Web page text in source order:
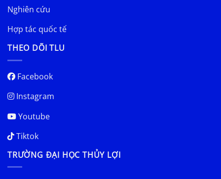
Nghiên cứu
Hợp tác quốc tế
THEO DÕI TLU
Facebook
Instagram
Youtube
Tiktok
TRƯỜNG ĐẠI HỌC THỦY LỢI